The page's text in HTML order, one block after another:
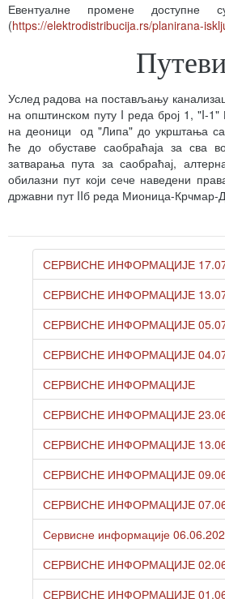
Евентуалне промене
(https://elektrodistribucija.rs/planirana-
Услед радова на постављању
на општинском путу I реда број 1, "I-
на деоници од "Липа" до укрштања
ће до обуставе саобраћаја за сва
затварања пута за саобраћај,
обилазни пут који сече наведени
државни пут IIб реда Мионица-Крчмар-
СЕРВИСНЕ ИНФОРМАЦИЈЕ
СЕРВИСНЕ ИНФОРМАЦИЈЕ
СЕРВИСНЕ ИНФОРМАЦИЈЕ
СЕРВИСНЕ ИНФОРМАЦИЈЕ
СЕРВИСНЕ ИНФОРМАЦИЈЕ
СЕРВИСНЕ ИНФОРМАЦИЈЕ
СЕРВИСНЕ ИНФОРМАЦИЈЕ
СЕРВИСНЕ ИНФОРМАЦИЈЕ
СЕРВИСНЕ ИНФОРМАЦИЈЕ
Сервисне информације
СЕРВИСНЕ ИНФОРМАЦИЈЕ
СЕРВИСНЕ ИНФОРМАЦИЈЕ